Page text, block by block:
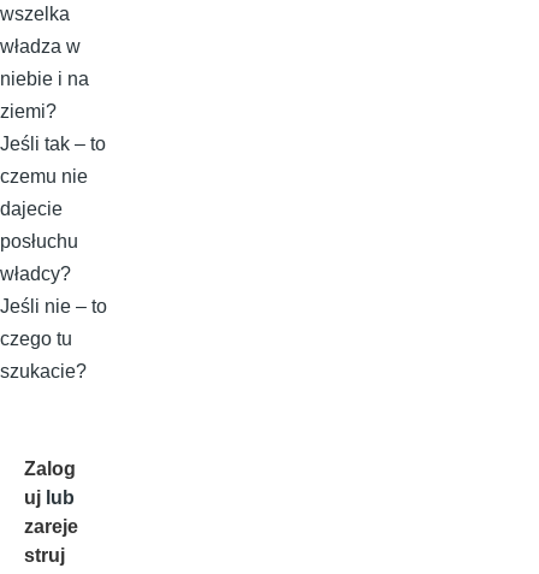
wszelka
władza w
niebie i na
ziemi?
Jeśli tak – to
czemu nie
dajecie
posłuchu
władcy?
Jeśli nie – to
czego tu
szukacie?
Zalog
uj lub
zareje
struj